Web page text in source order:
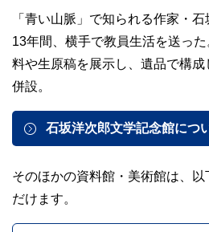
「⻘い山脈」で知られる作家・
13年間、横手で教員生活を送っ
料や生原稿を展示し、遺品で構
併設。
石坂洋次郎文学記念館につ
そのほかの資料館・美術館は、
だけます。